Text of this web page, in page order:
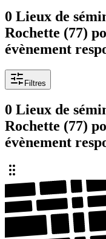
0 Lieux de
Rochette (77)
évènement
Filtres
0 Lieux de
Rochette (77)
évènement